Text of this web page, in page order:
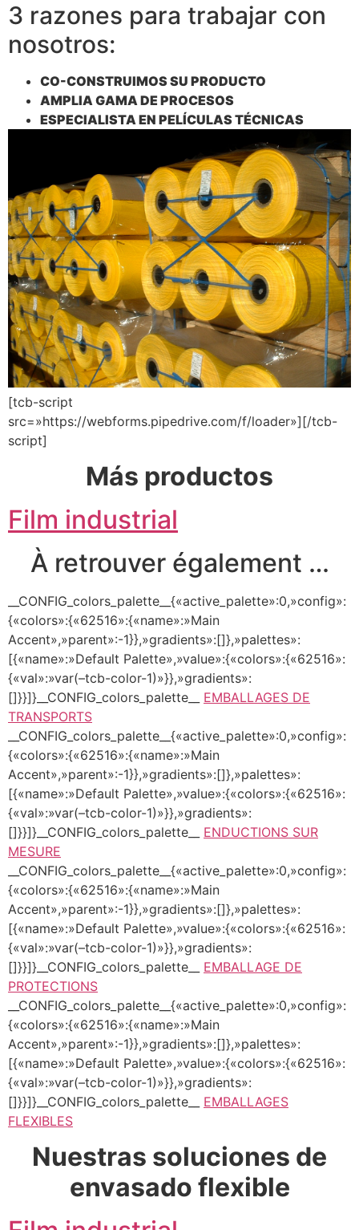
3 razones para trabajar con
nosotros:
CO-CONSTRUIMOS SU PRODUCTO
AMPLIA GAMA DE PROCESOS
ESPECIALISTA EN PELÍCULAS TÉCNICAS
[tcb-script
src=»https://webforms.pipedrive.com/f/loader»][/tcb-
script]
Más productos
Film industrial
À retrouver également …
__CONFIG_colors_palette__{«active_palette»:0,»config»:
{«colors»:{«62516»:{«name»:»Main
Accent»,»parent»:-1}},»gradients»:[]},»palettes»:
[{«name»:»Default Palette»,»value»:{«colors»:{«62516»:
{«val»:»var(–tcb-color-1)»}},»gradients»:
[]}}]}__CONFIG_colors_palette__ EMBALLAGES DE
TRANSPORTS
__CONFIG_colors_palette__{«active_palette»:0,»config»:
{«colors»:{«62516»:{«name»:»Main
Accent»,»parent»:-1}},»gradients»:[]},»palettes»:
[{«name»:»Default Palette»,»value»:{«colors»:{«62516»:
{«val»:»var(–tcb-color-1)»}},»gradients»:
[]}}]}__CONFIG_colors_palette__ ENDUCTIONS SUR
MESURE
__CONFIG_colors_palette__{«active_palette»:0,»config»:
{«colors»:{«62516»:{«name»:»Main
Accent»,»parent»:-1}},»gradients»:[]},»palettes»:
[{«name»:»Default Palette»,»value»:{«colors»:{«62516»:
{«val»:»var(–tcb-color-1)»}},»gradients»:
[]}}]}__CONFIG_colors_palette__ EMBALLAGE DE
PROTECTIONS
__CONFIG_colors_palette__{«active_palette»:0,»config»:
{«colors»:{«62516»:{«name»:»Main
Accent»,»parent»:-1}},»gradients»:[]},»palettes»:
[{«name»:»Default Palette»,»value»:{«colors»:{«62516»:
{«val»:»var(–tcb-color-1)»}},»gradients»:
[]}}]}__CONFIG_colors_palette__ EMBALLAGES
FLEXIBLES
Nuestras soluciones de
envasado flexible